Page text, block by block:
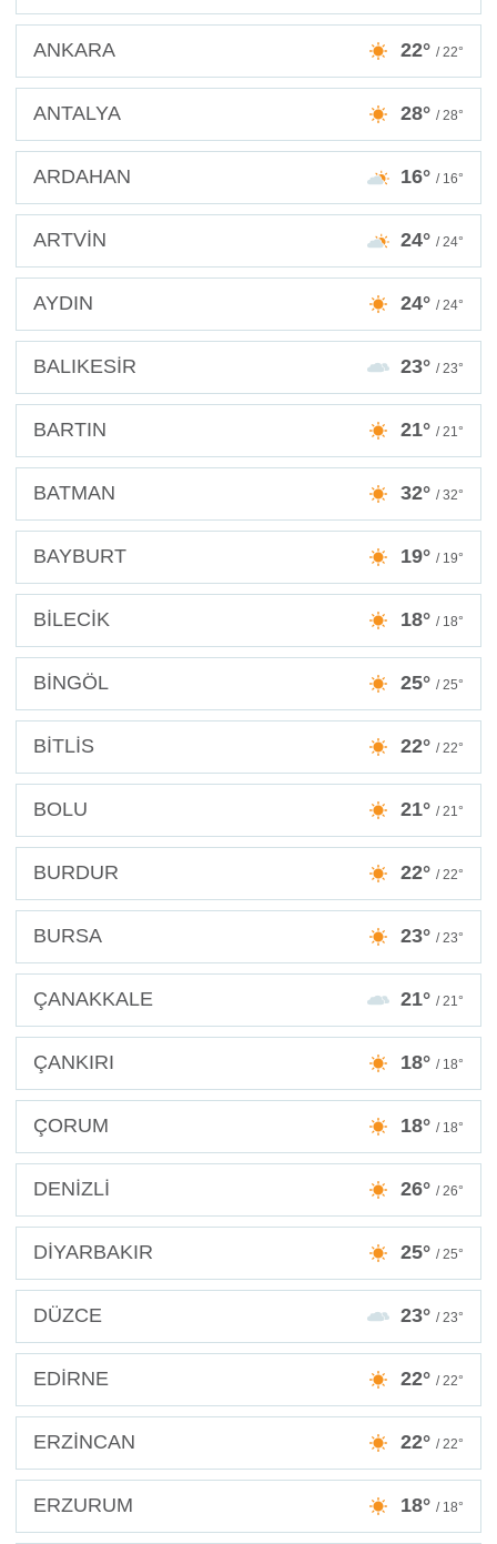
ANKARA 22° / 22°
ANTALYA 28° / 28°
ARDAHAN 16° / 16°
ARTVİN 24° / 24°
AYDIN 24° / 24°
BALIKESİR 23° / 23°
BARTIN 21° / 21°
BATMAN 32° / 32°
BAYBURT 19° / 19°
BİLECİK 18° / 18°
BİNGÖL 25° / 25°
BİTLİS 22° / 22°
BOLU 21° / 21°
BURDUR 22° / 22°
BURSA 23° / 23°
ÇANAKKALE 21° / 21°
ÇANKIRI 18° / 18°
ÇORUM 18° / 18°
DENİZLİ 26° / 26°
DİYARBAKIR 25° / 25°
DÜZCE 23° / 23°
EDİRNE 22° / 22°
ERZİNCAN 22° / 22°
ERZURUM 18° / 18°